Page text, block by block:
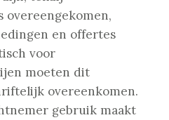
en offertes
voor
moeten dit
overeenkomen.
gebruik maakt